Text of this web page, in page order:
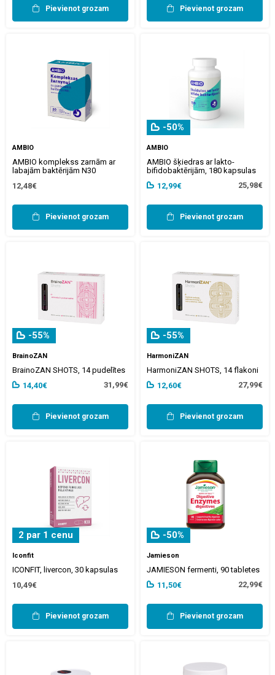
Pievienot grozam Pievienot grozam
AMBIO
AMBIO komplekss zarnām ar
labajām baktērijām N30
12,48€
Pievienot grozam
-50%
AMBIO
AMBIO šķiedras ar lakto-
bifidobaktērijām, 180 kapsulas
12,99€
25,98€
Pievienot grozam
-55%
BrainoZAN
BrainoZAN SHOTS, 14 pudelītes
14,40€
31,99€
Pievienot grozam
-55%
HarmoniZAN
HarmoniZAN SHOTS, 14 flakoni
12,60€
27,99€
Pievienot grozam
2 par 1 cenu
Iconfit
ICONFIT, livercon, 30 kapsulas
10,49€
Pievienot grozam
-50%
Jamieson
JAMIESON fermenti, 90 tabletes
11,50€
22,99€
Pievienot grozam